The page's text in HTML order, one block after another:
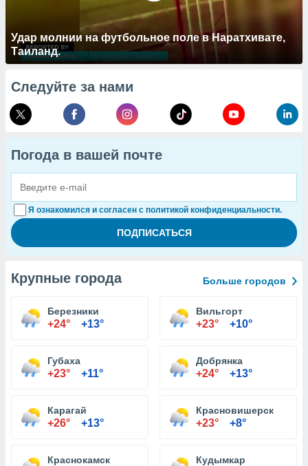
Удар молнии на футбольное поле в Наратхивате,
Таиланд.
Следуйте за нами
Погода в вашей почте
Я ознакомился и согласен с политикой конфиденциальности.
Крупные города Больше городов
Березники
+24° +13°
Вильгорт
+23° +10°
Губаха
+23° +11°
Добрянка
+24° +13°
Карагай
+26° +13°
Красновишерск
+23° +8°
Краснокамск Кудымкар